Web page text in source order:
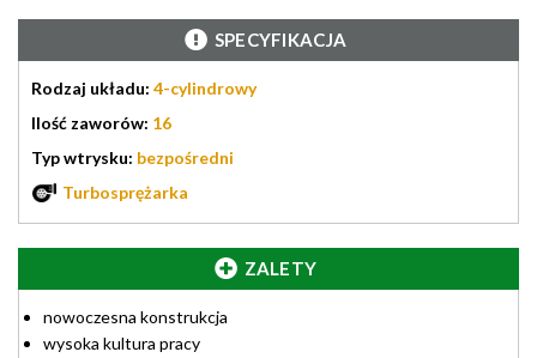
SPECYFIKACJA
Rodzaj układu: 4-cylindrowy
Ilość zaworów: 16
Typ wtrysku: bezpośredni
Turbosprężarka
ZALETY
nowoczesna konstrukcja
wysoka kultura pracy